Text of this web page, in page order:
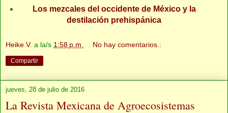
Los mezcales del occidente de México y la
destilación prehispánica
Heike V. a la/s 1:58 p.m. No hay comentarios.:
Compartir
jueves, 28 de julio de 2016
La Revista Mexicana de Agroecosistemas